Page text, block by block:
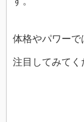
体格やパワーで
注目してみてく